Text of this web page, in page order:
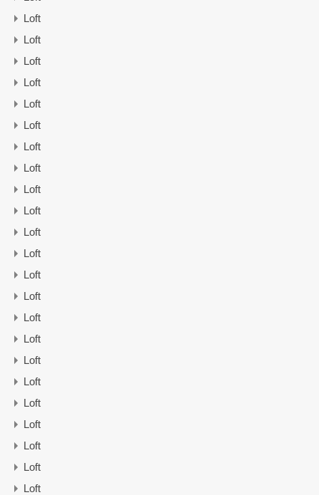
Loft
Loft
Loft
Loft
Loft
Loft
Loft
Loft
Loft
Loft
Loft
Loft
Loft
Loft
Loft
Loft
Loft
Loft
Loft
Loft
Loft
Loft
Loft